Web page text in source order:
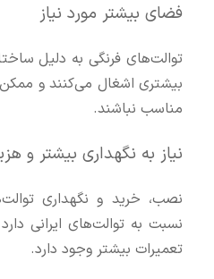
فضای بیشتر مورد نیاز
توالت‌های فرنگی به دلیل
بیشتری اشغال می‌کنند و
مناسب نباشند.
نیاز به نگهداری بیشتر و
نصب، خرید و نگهداری
نسبت به توالت‌های ایرانی
تعمیرات بیشتر وجود دارد.